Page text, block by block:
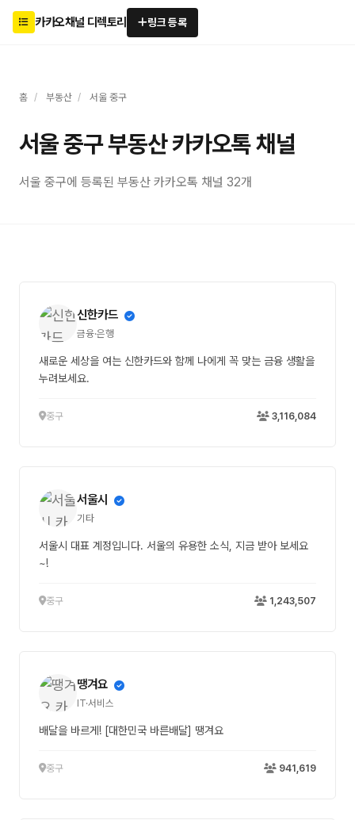
카카오채널 디렉토리 링크 등록
홈 / 부동산 / 서울 중구
서울 중구 부동산 카카오톡 채널
서울 중구에 등록된 부동산 카카오톡 채널 32개
신한카드
금융·은행
새로운 세상을 여는 신한카드와 함께 나에게 꼭 맞는 금융 생활을
누려보세요.
중구 3,116,084
서울시
기타
서울시 대표 계정입니다. 서울의 유용한 소식, 지금 받아 보세요
~!
중구 1,243,507
땡겨요
IT·서비스
배달을 바르게! [대한민국 바른배달] 땡겨요
중구 941,619